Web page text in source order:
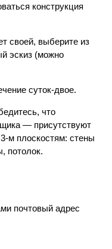
конструкция
своей, выберите из
эскиз (можно
суток-двое.
что
— присутствуют
м плоскостям: стены
потолок.
почтовый адрес